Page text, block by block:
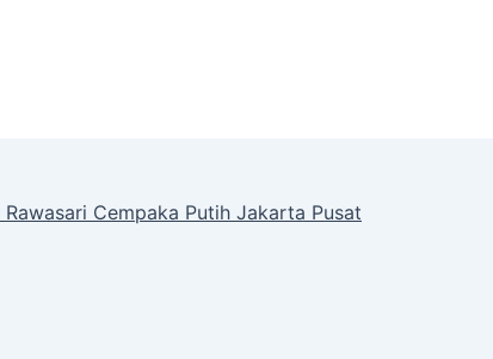
Cempaka Putih Jakarta Pusat